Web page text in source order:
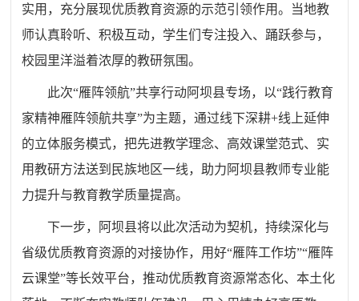
实用，充分展现优质教育资源的示范引领作用。当地教
师认真聆听、积极互动，学生们专注投入、踊跃参与，
校园里洋溢着浓厚的教研氛围。
此次“雁阵领航”共享行动阿坝县专场，以“践行教育
家精神雁阵领航共享”为主题，通过线下深耕+线上延伸
的立体服务模式，把先进教学理念、高效课堂范式、实
用教研方法送到民族地区一线，助力阿坝县教师专业能
力提升与教育教学质量提高。
下一步，阿坝县将以此次活动为契机，持续深化与
省级优质教育资源的对接协作，用好“雁阵工作坊”“雁阵
云课堂”等长效平台，推动优质教育资源常态化、本土化